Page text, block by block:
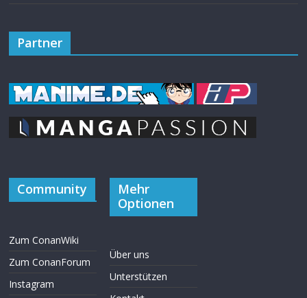
Partner
Community
Zum ConanWiki
Zum ConanForum
Instagram
Mehr
Optionen
Über uns
Unterstützen